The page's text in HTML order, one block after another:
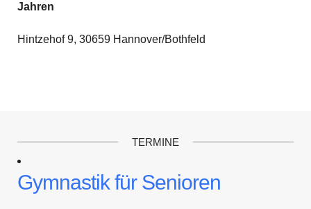
Jahren
Hintzehof 9, 30659 Hannover/Bothfeld
TERMINE
Gymnastik für Senioren